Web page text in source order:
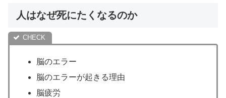
人はなぜ死にたくなるのか
脳のエラー
脳のエラーが起きる理由
脳疲労